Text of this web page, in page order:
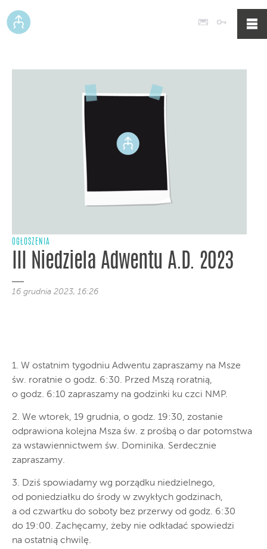
Poczta
OGŁOSZENIA
III Niedziela Adwentu A.D. 2023
16 grudnia 2023, 16:26
1. W ostatnim tygodniu Adwentu zapraszamy na Msze
św. roratnie o godz. 6:30. Przed Mszą roratnią,
o godz. 6:10 zapraszamy na godzinki ku czci NMP.
2. We wtorek, 19 grudnia, o godz. 19:30, zostanie
odprawiona kolejna Msza św. z prośbą o dar potomstwa
za wstawiennictwem św. Dominika. Serdecznie
zapraszamy.
3. Dziś spowiadamy wg porządku niedzielnego,
od poniedziałku do środy w zwykłych godzinach,
a od czwartku do soboty bez przerwy od godz. 6:30
do 19:00. Zachęcamy, żeby nie odkładać spowiedzi
na ostatnią chwilę.